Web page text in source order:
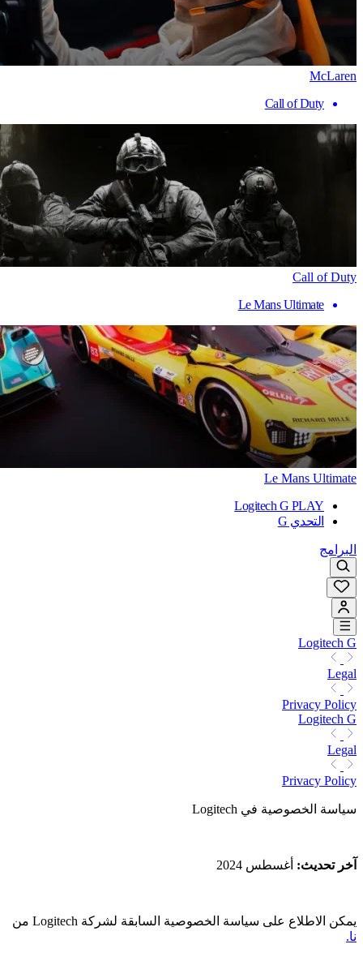
McLaren
Call of Duty
Call of Duty
Le Mans Ultimate
Le Mans Ultimate
Logitech G PLAY
التحدي G
البرامج
Logitech G
Legal
Privacy Policy
Logitech G
Legal
Privacy Policy
سياسة الخصوصية في Logitech
آخر تحديث: أغسطس 2024
يمكن الاطلاع على سياسة الخصوصية السابقة لشركة Logitech من
نا.